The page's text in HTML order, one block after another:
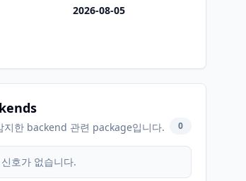
2026-08-05
지한 backend 관련 package입니다. 0
호가 없습니다.